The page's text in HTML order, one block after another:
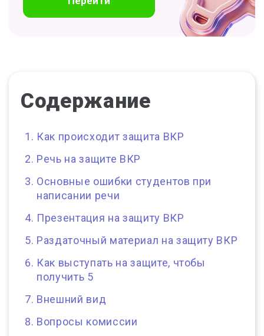
Содержание
Как происходит защита ВКР
Речь на защите ВКР
Основные ошибки студентов при
написании речи
Презентация на защиту ВКР
Раздаточный материал на защиту ВКР
Как выступать на защите, чтобы
получить 5
Внешний вид
Вопросы комиссии